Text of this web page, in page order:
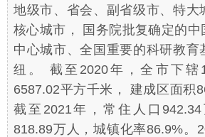
地级市、省会、副省级市、特大
核心城市， 国务院批复确定的中
中心城市、全国重要的科研教育
纽。 截至2020年，全市下辖
6587.02平方千米， 建成区面积
截至2021年，常住人口
818.89万人，城镇化率86.9%。